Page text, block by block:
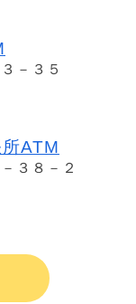
－３５
ATM
３８－２